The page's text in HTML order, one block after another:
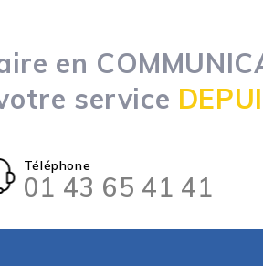
en
service
Téléphone
01 43 65 41 41